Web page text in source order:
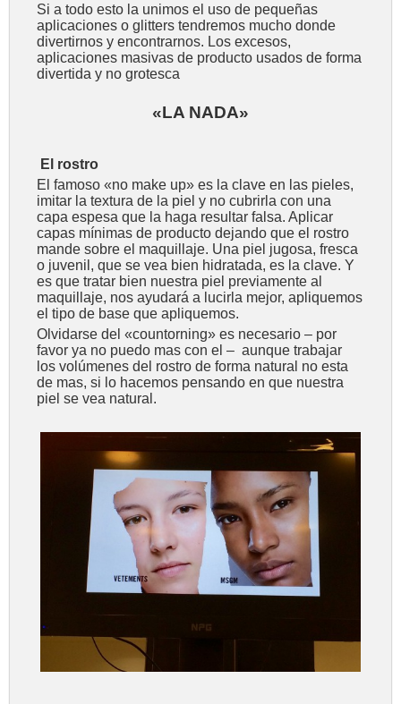
Si a todo esto la unimos el uso de pequeñas
aplicaciones o glitters tendremos mucho donde
divertirnos y encontrarnos. Los excesos,
aplicaciones masivas de producto usados de forma
divertida y no grotesca
«LA NADA»
El rostro
El famoso «no make up» es la clave en las pieles,
imitar la textura de la piel y no cubrirla con una
capa espesa que la haga resultar falsa. Aplicar
capas mínimas de producto dejando que el rostro
mande sobre el maquillaje. Una piel jugosa, fresca
o juvenil, que se vea bien hidratada, es la clave. Y
es que tratar bien nuestra piel previamente al
maquillaje, nos ayudará a lucirla mejor, apliquemos
el tipo de base que apliquemos.
Olvidarse del «countorning» es necesario – por
favor ya no puedo mas con el – aunque trabajar
los volúmenes del rostro de forma natural no esta
de mas, si lo hacemos pensando en que nuestra
piel se vea natural.